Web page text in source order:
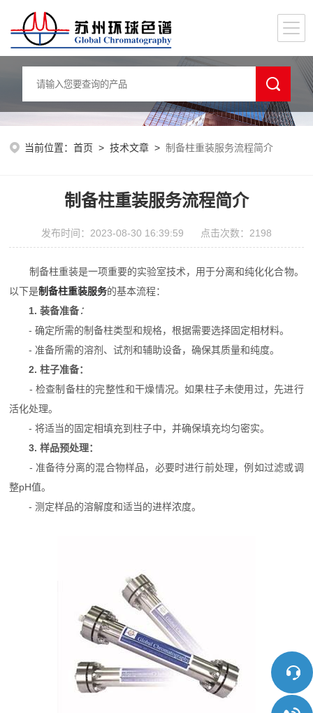
当前位置：首页 >技术文章 >制备柱重装服务流程简介
制备柱重装服务流程简介
发布时间：2023-08-30 16:39:59 点击次数：2198
制备柱重装是一项重要的实验室技术，用于分离和纯化化合物。
以下是制备柱重装服务的基本流程：
1. 装备准备：
- 确定所需的制备柱类型和规格，根据需要选择固定相材料。
- 准备所需的溶剂、试剂和辅助设备，确保其质量和纯度。
2. 柱子准备：
- 检查制备柱的完整性和干燥情况。如果柱子未使用过，先进行
活化处理。
- 将适当的固定相填充到柱子中，并确保填充均匀密实。
3. 样品预处理：
- 准备待分离的混合物样品，必要时进行前处理，例如过滤或调
整pH值。
- 测定样品的溶解度和适当的进样浓度。